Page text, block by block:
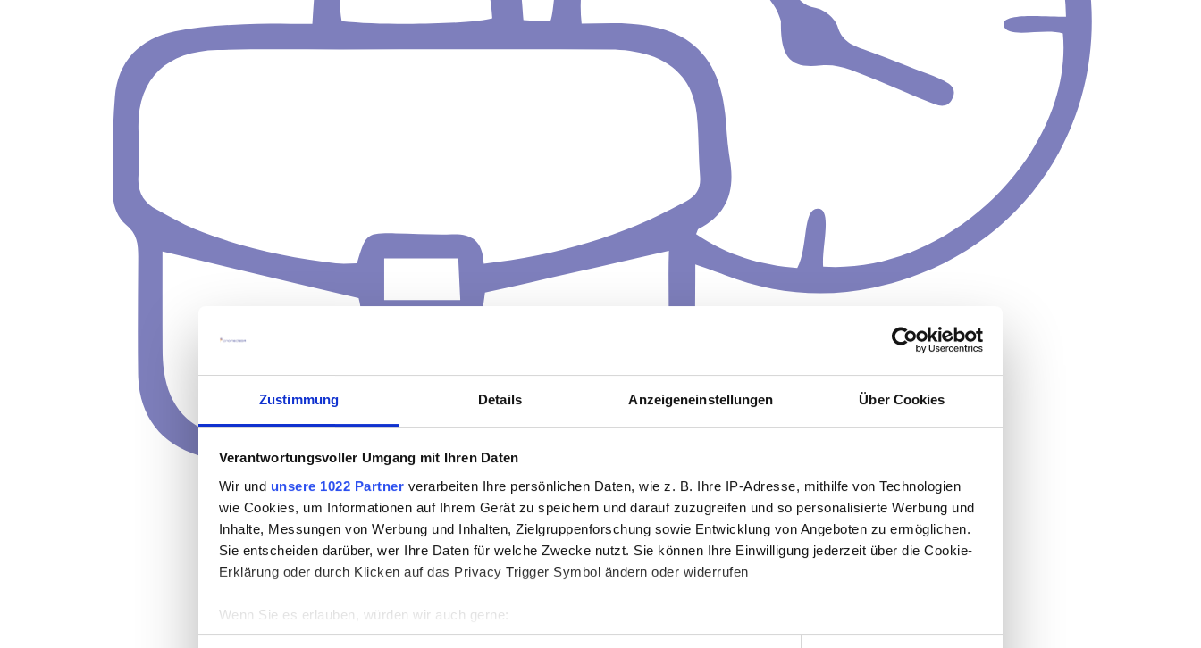
Zustimmung Details Anzeigeneinstellungen Über Cookies
Verantwortungsvoller Umgang mit Ihren Daten
Wir und unsere 1022 Partner verarbeiten Ihre persönlichen Daten, wie z. B. Ihre IP-Adresse, mithilfe von Technologien
wie Cookies, um Informationen auf Ihrem Gerät zu speichern und darauf zuzugreifen und so personalisierte Werbung und
Inhalte, Messungen von Werbung und Inhalten, Zielgruppenforschung sowie Entwicklung von Angeboten zu ermöglichen.
Sie entscheiden darüber, wer Ihre Daten für welche Zwecke nutzt. Sie können Ihre Einwilligung jederzeit über die Cookie-
Erklärung oder durch Klicken auf das Privacy Trigger Symbol ändern oder widerrufen
Wenn Sie es erlauben, würden wir auch gerne:
Informationen über Ihre geografische Lage erfassen, welche bis auf einige Meter genau sein können